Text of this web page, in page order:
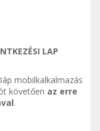
LAP
mobilkalkalmazás
követően az erre
.